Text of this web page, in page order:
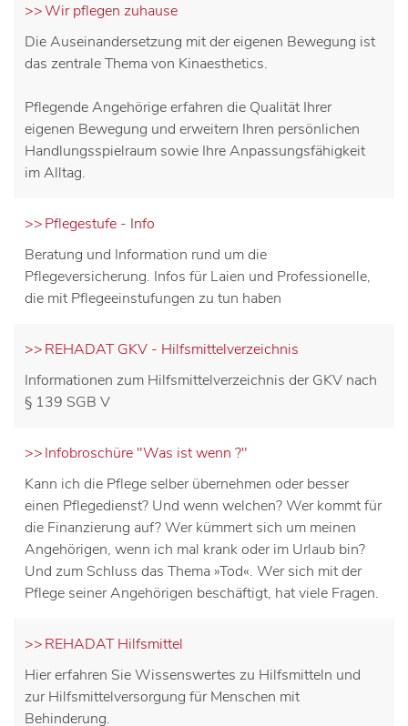
Wir pflegen zuhause
Die Auseinandersetzung mit der eigenen Bewegung ist
das zentrale Thema von Kinaesthetics.
Pflegende Angehörige erfahren die Qualität Ihrer
eigenen Bewegung und erweitern Ihren persönlichen
Handlungsspielraum sowie Ihre Anpassungsfähigkeit
im Alltag.
Pflegestufe - Info
Beratung und Information rund um die
Pflegeversicherung. Infos für Laien und Professionelle,
die mit Pflegeeinstufungen zu tun haben
REHADAT GKV - Hilfsmittelverzeichnis
Informationen zum Hilfsmittelverzeichnis der GKV nach
§ 139 SGB V
Infobroschüre "Was ist wenn ?"
Kann ich die Pflege selber übernehmen oder besser
einen Pflegedienst? Und wenn welchen? Wer kommt für
die Finanzierung auf? Wer kümmert sich um meinen
Angehörigen, wenn ich mal krank oder im Urlaub bin?
Und zum Schluss das Thema »Tod«. Wer sich mit der
Pflege seiner Angehörigen beschäftigt, hat viele Fragen.
REHADAT Hilfsmittel
Hier erfahren Sie Wissenswertes zu Hilfsmitteln und
zur Hilfsmittelversorgung für Menschen mit
Behinderung.